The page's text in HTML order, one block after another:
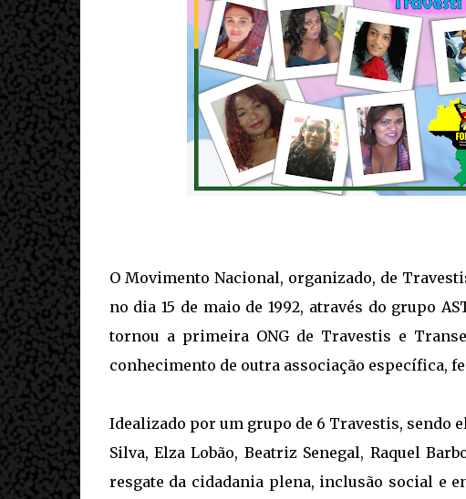
O Movimento Nacional, organizado, de
no dia 15 de maio de 1992, através do grupo
tornou a primeira ONG de Travestis e
conhecimento de outra associação específica,
Idealizado por um grupo de 6 Travestis, sendo
Silva, Elza Lobão, Beatriz Senegal, Raquel
resgate da cidadania plena, inclusão social e